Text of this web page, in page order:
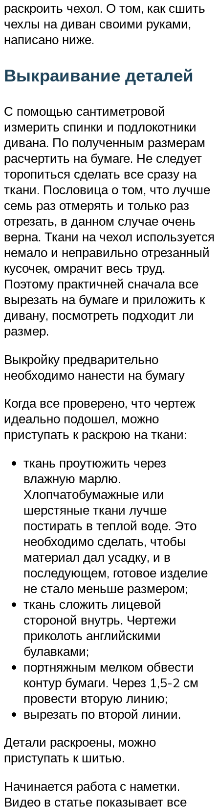
раскроить чехол. О том, как сшить
чехлы на диван своими руками,
написано ниже.
Выкраивание деталей
С помощью сантиметровой
измерить спинки и подлокотники
дивана. По полученным размерам
расчертить на бумаге. Не следует
торопиться сделать все сразу на
ткани. Пословица о том, что лучше
семь раз отмерять и только раз
отрезать, в данном случае очень
верна. Ткани на чехол используется
немало и неправильно отрезанный
кусочек, омрачит весь труд.
Поэтому практичней сначала все
вырезать на бумаге и приложить к
дивану, посмотреть подходит ли
размер.
Выкройку предварительно
необходимо нанести на бумагу
Когда все проверено, что чертеж
идеально подошел, можно
приступать к раскрою на ткани:
ткань проутюжить через
влажную марлю.
Хлопчатобумажные или
шерстяные ткани лучше
постирать в теплой воде. Это
необходимо сделать, чтобы
материал дал усадку, и в
последующем, готовое изделие
не стало меньше размером;
ткань сложить лицевой
стороной внутрь. Чертежи
приколоть английскими
булавками;
портняжным мелком обвести
контур бумаги. Через 1,5-2 см
провести вторую линию;
вырезать по второй линии.
Детали раскроены, можно
приступать к шитью.
Начинается работа с наметки.
Видео в статье показывает все